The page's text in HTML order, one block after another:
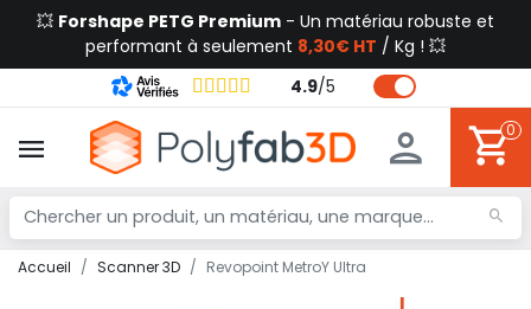
💥 Forshape PETG Premium - Un matériau robuste et
performant à seulement 8,30€ HT / Kg ! 💥
4.9/5
0
Accueil Scanner 3D Revopoint MetroY Ultra